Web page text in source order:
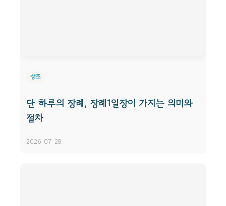
상조
단 하루의 장례, 장례1일장이 가지는 의미와
절차
2026-07-28